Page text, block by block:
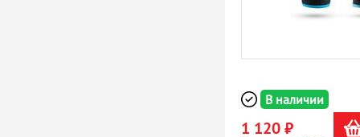
В наличии
1 120 ₽